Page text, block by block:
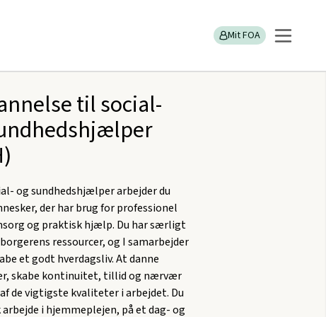
Mit FOA
til social-
og sundhedshjælper arbejder du
der har brug for professionel
og praktisk hjælp. Du har særligt
ressourcer, og I samarbejder
et godt hverdagsliv. At danne
skabe kontinuitet, tillid og nærvær
de vigtigste kvaliteter i arbejdet. Du
i hjemmeplejen, på et dag- og